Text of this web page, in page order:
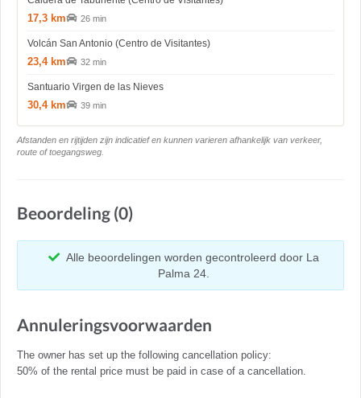
17,3 km 26 min
Volcán San Antonio (Centro de Visitantes)
23,4 km 32 min
Santuario Virgen de las Nieves
30,4 km 39 min
Afstanden en rijtijden zijn indicatief en kunnen varieren afhankelijk van verkeer,
route of toegangsweg.
Beoordeling (0)
Alle beoordelingen worden gecontroleerd door La
Palma 24.
Annuleringsvoorwaarden
The owner has set up the following cancellation policy:
50% of the rental price must be paid in case of a cancellation.